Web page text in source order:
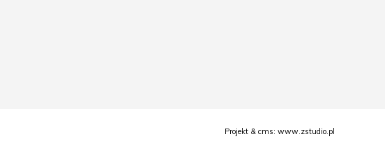
Projekt & cms: www.zstudio.pl